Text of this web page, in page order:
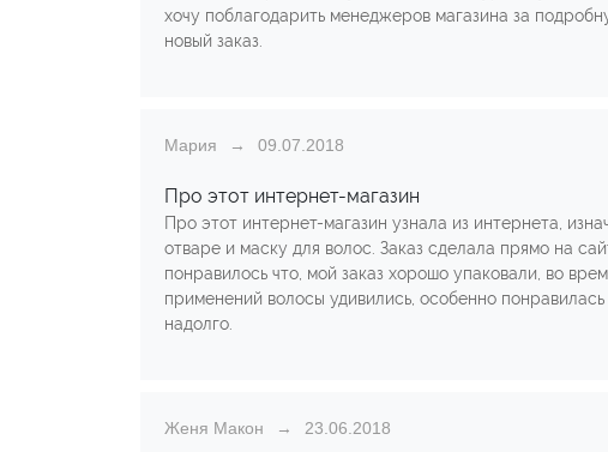
хочу поблагодарить менеджеров магазина за
новый заказ.
Мария 09.07.2018
Про этот интернет-магазин
Про этот интернет-магазин узнала из интернета,
отваре и маску для волос. Заказ сделала прямо на
понравилось что, мой заказ хорошо упаковали, во
применений волосы удивились, особенно
надолго.
Женя Макон 23.06.2018